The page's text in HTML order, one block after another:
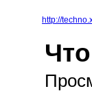
http://